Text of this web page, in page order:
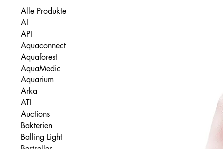
Meerwasserbegeisterte.
Alle Produkte
AI
API
Aquaconnect
Aquaforest
AquaMedic
Aquarium
Arka
ATI
Auctions
Bakterien
Balling Light